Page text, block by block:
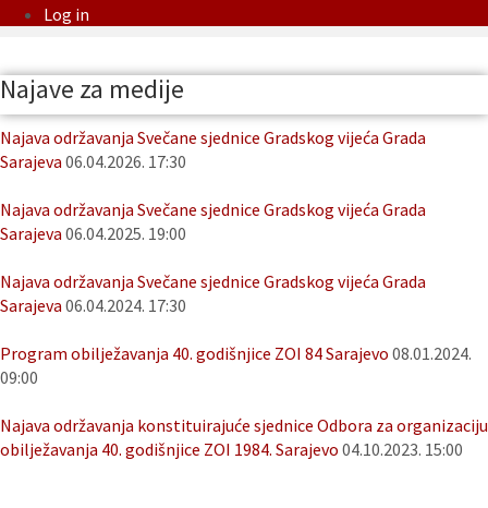
Log in
Najave za medije
Najava održavanja Svečane sjednice Gradskog vijeća Grada
Sarajeva 06.04.2026. 17:30
Najava održavanja Svečane sjednice Gradskog vijeća Grada
Sarajeva 06.04.2025. 19:00
Najava održavanja Svečane sjednice Gradskog vijeća Grada
Sarajeva 06.04.2024. 17:30
Program obilježavanja 40. godišnjice ZOI 84 Sarajevo 08.01.2024.
09:00
Najava održavanja konstituirajuće sjednice Odbora za organizaciju
obilježavanja 40. godišnjice ZOI 1984. Sarajevo 04.10.2023. 15:00